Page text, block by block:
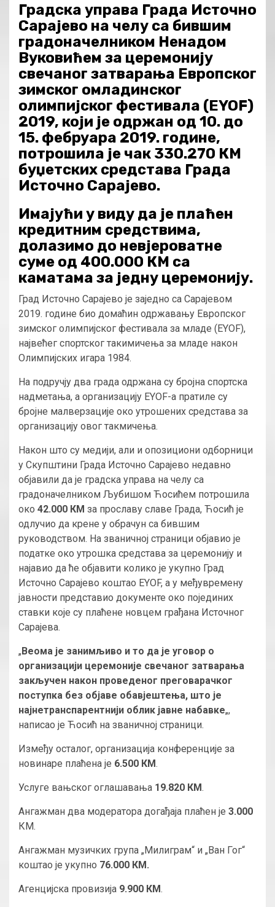
Градска управа Града Источно
Сарајево на челу са бившим
градоначелником Ненадом
Вуковићем за церемонију
свечаног затварања Европског
зимског омладинског
олимпијског фестивала (EYOF)
2019, који је одржан од 10. до
15. фебруара 2019. године,
потрошила је чак 330.270 КМ
буџетских средстава Града
Источно Сарајево.
Имајући у виду да је плаћен
кредитним средствима,
долазимо до невјероватне
суме од 400.000 КМ са
каматама за једну церемонију.
Град Источно Сарајево је заједно са Сарајевом
2019. године био домаћин одржавању Европског
зимског олимпијског фестивала за младе (EYOF),
највећег спортског такимичења за младе након
Олимпијских игара 1984.
На подручју два града одржана су бројна спортска
надметања, а организацију EYOF-а пратиле су
бројне малверзације око утрошених средстава за
организацију овог такмичења.
Након што су медији, али и опозициони одборници
у Скупштини Града Источно Сарајево недавно
објавили да је градска управа на челу са
градоначелником Љубишом Ћосићем потрошила
око 42.000 КМ за прославу славе Града, Ћосић је
одлучио да крене у обрачун са бившим
руководством. На званичној страници објавио је
податке око утрошка средстава за церемонију и
најавио да ће објавити колико је укупно Град
Источно Сарајево коштао EYOF, а у међувремену
јавности представио документе око појединих
ставки које су плаћене новцем грађана Источног
Сарајева.
„Веома је занимљиво и то да је уговор о
организацији церемоније свечаног затварања
закључен након проведеног преговарачког
поступка без објаве обавјештења, што је
најнетранспарентнији облик јавне набавке„,
написао је Ћосић на званичној страници.
Између осталог, организација конференције за
новинаре плаћена је 6.500 КМ.
Услуге вањског оглашавања 19.820 КМ.
Ангажман два модератора догађаја плаћен је 3.000
КМ.
Ангажман музичких група „Милиграм“ и „Ван Гог“
коштао је укупно 76.000 КМ.
Aгенцијска провизија 9.900 КМ.